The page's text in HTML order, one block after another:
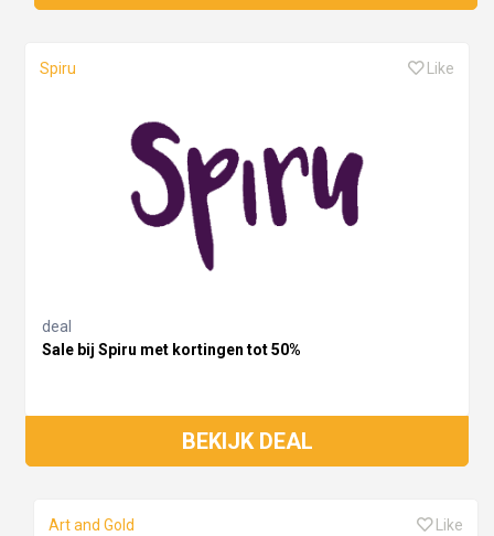
Spiru Like
deal
Sale bij Spiru met kortingen tot 50%
BEKIJK DEAL
Art and Gold Like